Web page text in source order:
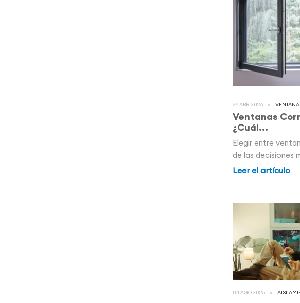
29 ABR 2026
Ventanas
¿Cuál...
Elegir entre
de las decisiones
Leer el artículo
04 AGO 2025